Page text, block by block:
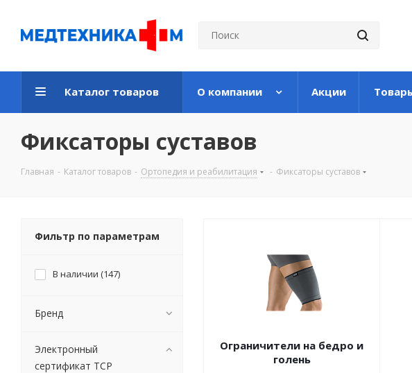
Каталог товаров О компании Акции
Фиксаторы суставов
Главная - Каталог товаров - Ортопедия и реабилитация - Фиксаторы суставов
Ограничители на бедро и
голень
Фильтр по параметрам
В наличии (147)
Бренд
Электронный
сертификат ТСР